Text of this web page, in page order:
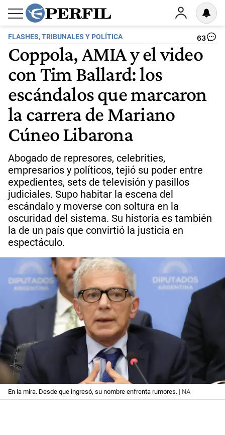
FLASHES, TRIBUNALES Y POLÍTICA 63
Coppola, AMIA y el video
con Tim Ballard: los
escándalos que marcaron
la carrera de Mariano
Cúneo Libarona
Abogado de represores, celebrities,
empresarios y políticos, tejió su poder entre
expedientes, sets de televisión y pasillos
judiciales. Supo habitar la escena del
escándalo y moverse con soltura en la
oscuridad del sistema. Su historia es también
la de un país que convirtió la justicia en
espectáculo.
En la mira. Desde que ingresó, su nombre enfrenta rumores. | NA